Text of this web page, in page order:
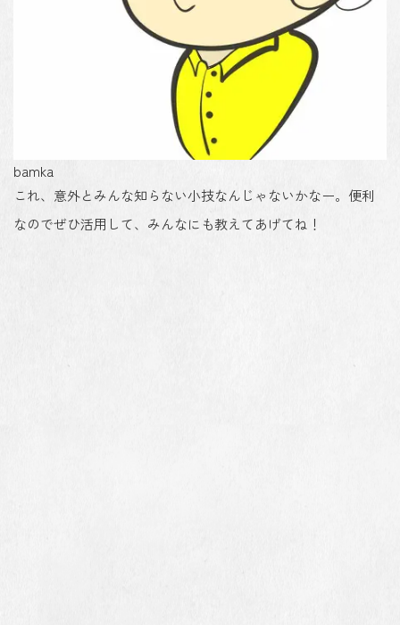
bamka
これ、意外とみんな知らない小技なんじゃないかなー。便利
なのでぜひ活用して、みんなにも教えてあげてね！